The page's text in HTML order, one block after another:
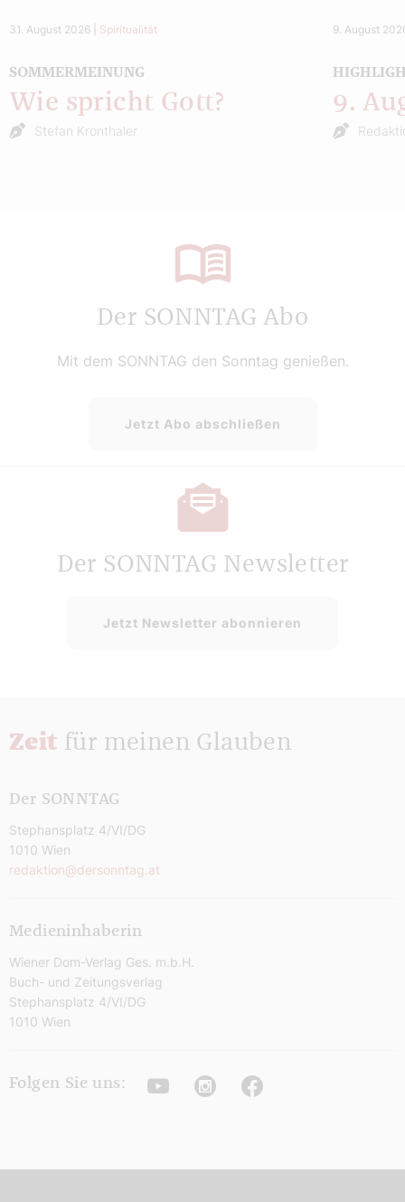
31. August 2026 Spiritualität
SOMMERMEINUNG
Wie spricht Gott?
Stefan Kronthaler
9. August
9.
Der SONNTAG Abo
Mit dem SONNTAG den Sonntag genießen.
Jetzt Abo abschließen
Der SONNTAG Newsletter
Jetzt Newsletter abonnieren
Zeit für meinen Glauben
Der SONNTAG
Stephansplatz 4/VI/DG
1010 Wien
redaktion@dersonntag.at
Medieninhaberin
Wiener Dom-Verlag Ges. m.b.H.
Buch- und Zeitungsverlag
Stephansplatz 4/VI/DG
1010 Wien
Folgen Sie uns: YoutubeInstagramFacebook